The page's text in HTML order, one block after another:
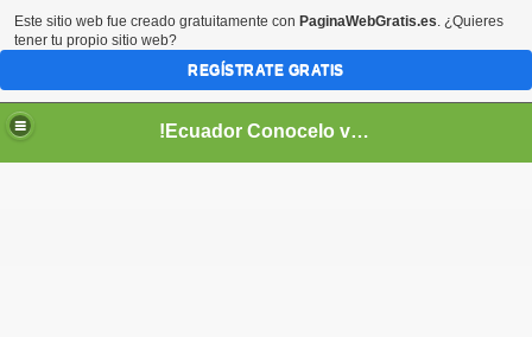
!Ecuador Conocelo vivelo!
Este sitio web fue creado gratuitamente con PaginaWebGratis.es. ¿Quieres
tener tu propio sitio web?
REGÍSTRATE GRATIS